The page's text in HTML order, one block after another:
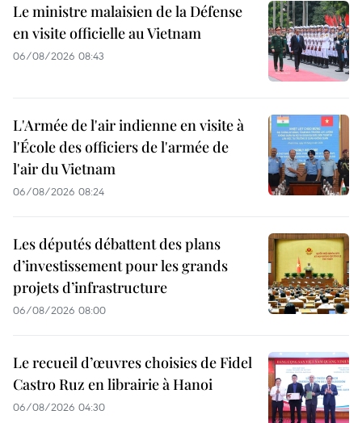
Le ministre malaisien de la Défense
en visite officielle au Vietnam
06/08/2026 08:43
L'Armée de l'air indienne en visite à
l'École des officiers de l'armée de
l'air du Vietnam
06/08/2026 08:24
Les députés débattent des plans
d’investissement pour les grands
projets d’infrastructure
06/08/2026 08:00
Le recueil d’œuvres choisies de Fidel
Castro Ruz en librairie à Hanoi
06/08/2026 04:30